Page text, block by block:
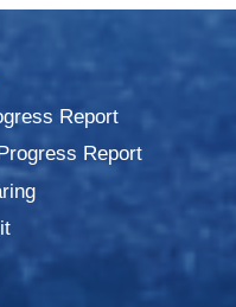
Report
Report